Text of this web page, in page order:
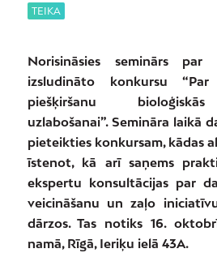
TEIKA
Norisināsies seminārs par
izsludināto konkursu
piešķiršanu
uzlabošanai”. Semināra laikā
pieteikties konkursam, kādas
īstenot, kā arī saņems
ekspertu konsultācijas par
veicināšanu un zaļo
dārzos. Tas notiks 16.
namā, Rīgā, Ieriķu ielā 43A.